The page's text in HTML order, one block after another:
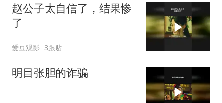
赵公子太自信了，结果惨
了
爱豆观影 3跟贴
明目张胆的诈骗